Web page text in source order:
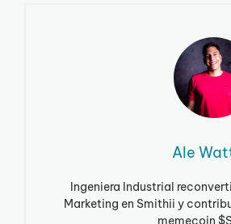
Ale
Ingeniera Industrial
Marketing en Smithii y
memecoin